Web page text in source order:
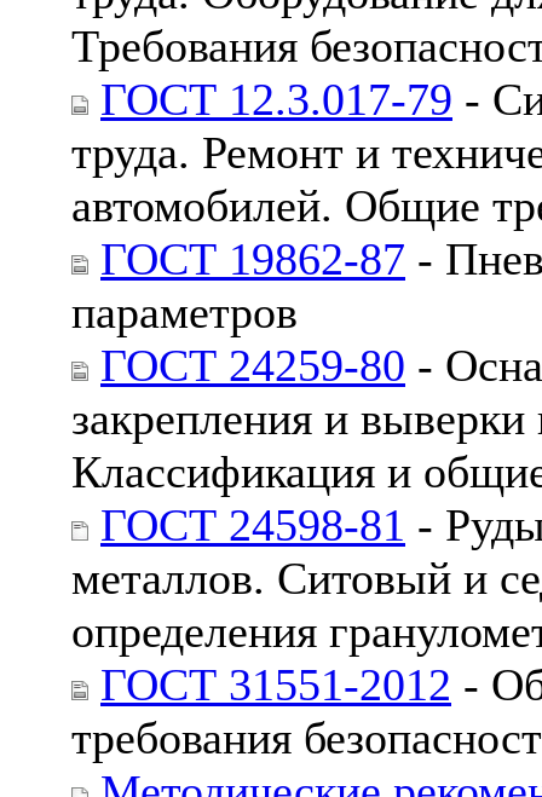
Требования
ГОСТ 12.3.017-79 -
труда. Ремонт и
автомобилей. Общие
ГОСТ 19862-87 -
параметров
ГОСТ 24259-80 -
закрепления и
Классификация и
ГОСТ 24598-81 -
металлов. Ситовый и
определения
ГОСТ 31551-2012 -
требования